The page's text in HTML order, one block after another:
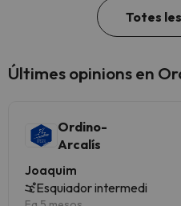
Totes
Últimes opinions en
Ordino-
Arcalís
Joaquim
Esquiador intermedi